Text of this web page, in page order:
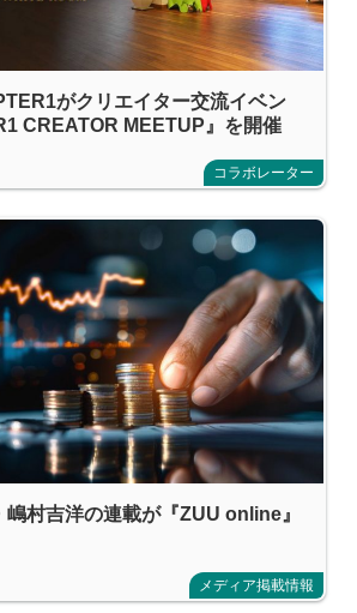
がクリエイター交流イベン
CREATOR MEETUP』を開催
コラボレーター
嶋村吉洋の連載が『ZUU online』
メディア掲載情報